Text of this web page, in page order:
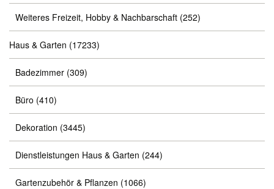
Weiteres Freizeit, Hobby & Nachbarschaft (252)
Haus & Garten (17233)
Badezimmer (309)
Büro (410)
Dekoration (3445)
Dienstleistungen Haus & Garten (244)
Gartenzubehör & Pflanzen (1066)